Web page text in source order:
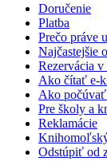
Doručenie
Platba
Prečo práve
Najčastejšie
Rezervácia
Ako čítať e-
Ako
Pre školy a
Reklamácie
Odstúpiť od